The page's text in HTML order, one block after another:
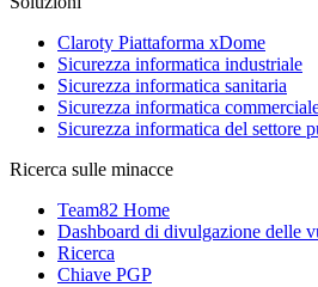
Claroty Piattaforma xDome
Sicurezza informatica industriale
Sicurezza informatica sanitaria
Sicurezza informatica
Sicurezza informatica del settore
Ricerca sulle minacce
Team82 Home
Dashboard di divulgazione delle
Ricerca
Chiave PGP